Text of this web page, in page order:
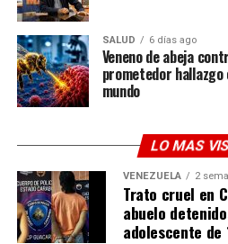
Aunque Damon
Colombia» en ese partido en
a Leguizamo, reafirmó que su
le pertenece a la Scaloneta:
Un ícono que
A sus 39 años, el impacto del
mide solo en balones de oro o
impacto cultural global. Que
rentables y respetadas del cine
SALUD 6 días ago
Veneno de abeja
prometedor
mundo
LO MAS
VENEZUELA 2
Trato cruel en
abuelo
adolescente de